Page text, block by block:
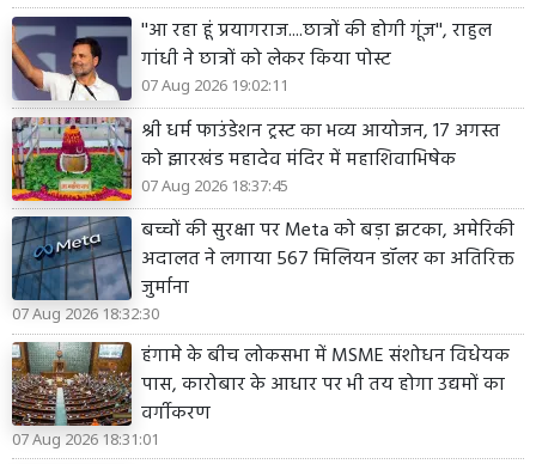
''आ रहा हूं प्रयागराज....छात्रों की होगी गूंज'', राहुल
गांधी ने छात्रों को लेकर किया पोस्ट
07 Aug 2026 19:02:11
श्री धर्म फाउंडेशन ट्रस्ट का भव्य आयोजन, 17 अगस्त
को झारखंड महादेव मंदिर में महाशिवाभिषेक
07 Aug 2026 18:37:45
बच्चों की सुरक्षा पर Meta को बड़ा झटका, अमेरिकी
अदालत ने लगाया 567 मिलियन डॉलर का अतिरिक्त
जुर्माना
07 Aug 2026 18:32:30
हंगामे के बीच लोकसभा में MSME संशोधन विधेयक
पास, कारोबार के आधार पर भी तय होगा उद्यमों का
वर्गीकरण
07 Aug 2026 18:31:01